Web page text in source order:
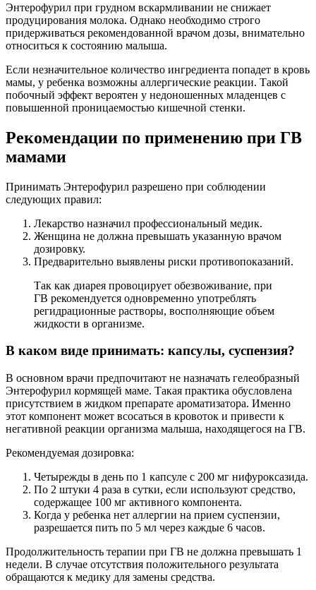
Энтерофурил при грудном вскармливании не снижает
продуцирования молока. Однако необходимо строго
придерживаться рекомендованной врачом дозы, внимательно
относиться к состоянию малыша.
Если незначительное количество ингредиента попадет в кровь
мамы, у ребенка возможны аллергические реакции. Такой
побочный эффект вероятен у недоношенных младенцев с
повышенной проницаемостью кишечной стенки.
Рекомендации по применению при ГВ
мамами
Принимать Энтерофурил разрешено при соблюдении
следующих правил:
Лекарство назначил профессиональный медик.
Женщина не должна превышать указанную врачом
дозировку.
Предварительно выявлены риски противопоказаний.
Так как диарея провоцирует обезвоживание, при
ГВ рекомендуется одновременно употреблять
регидрационные растворы, восполняющие объем
жидкости в организме.
В каком виде принимать: капсулы, суспензия?
В основном врачи предпочитают не назначать гелеобразный
Энтерофурил кормящей маме. Такая практика обусловлена
присутствием в жидком препарате ароматизатора. Именно
этот компонент может всосаться в кровоток и привести к
негативной реакции организма малыша, находящегося на ГВ.
Рекомендуемая дозировка:
Четырежды в день по 1 капсуле с 200 мг нифуроксазида.
По 2 штуки 4 раза в сутки, если используют средство,
содержащее 100 мг активного компонента.
Когда у ребенка нет аллергии на прием суспензии,
разрешается пить по 5 мл через каждые 6 часов.
Продолжительность терапии при ГВ не должна превышать 1
недели. В случае отсутствия положительного результата
обращаются к медику для замены средства.